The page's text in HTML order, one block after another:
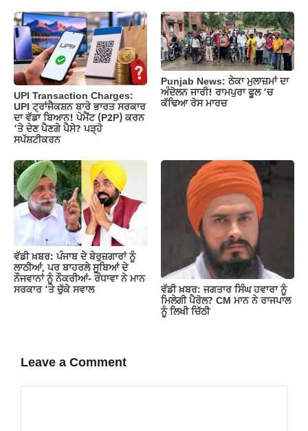
UPI Transaction Charges:
UPI ਟ੍ਰਾਂਜੈਕਸ਼ਨ ਬਾਰੇ ਭਾਰਤ ਸਰਕਾਰ
ਦਾ ਵੱਡਾ ਬਿਆਨ! ਪੇਮੈਂਟ (P2P) ਕਰਨ
‘ਤੇ ਦੇਣ ਪੈਣਗੇ ਪੈਸੇ? ਪੜ੍ਹੋ
ਸਪੱਸ਼ਟੀਕਰਨ
Punjab News: ਠੇਕਾ ਮੁਲਾਜ਼ਮਾਂ ਦਾ
ਅੰਦੋਲਨ ਜਾਰੀ! ਰਾਮਪੁਰਾ ਫੂਲ ‘ਚ
ਕੱਢਿਆ ਰੋਸ ਮਾਰਚ
ਵੱਡੀ ਖ਼ਬਰ: ਪੰਜਾਬ ਦੇ ਬੇਰੁਜ਼ਗਾਰਾਂ ਨੂੰ
ਲਾਠੀਆਂ, ਪਰ ਬਾਹਰਲੇ ਸੂਬਿਆਂ ਦੇ
ਨੌਜਵਾਨਾਂ ਨੂੰ ਨੌਕਰੀਆਂ- ਰੰਧਾਵਾ ਨੇ ਮਾਨ
ਸਰਕਾਰ ‘ਤੇ ਚੁੱਕੇ ਸਵਾਲ
ਵੱਡੀ ਖ਼ਬਰ: ਜਗਤਾਰ ਸਿੰਘ ਹਵਾਰਾ ਨੂੰ
ਮਿਲੇਗੀ ਪੈਰੋਲ? CM ਮਾਨ ਨੇ ਰਾਜਪਾਲ
ਨੂੰ ਲਿਖੀ ਚਿੱਠੀ
Leave a Comment